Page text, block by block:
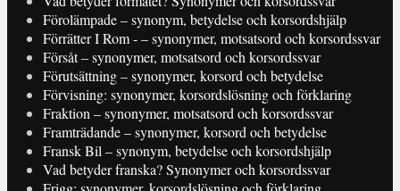
Förolämpade – synonym, betydelse och korsordshjälp
Förrätter I Rom - – synonymer, motsatsord och korsordssvar
Försåt – synonymer, motsatsord och korsordssvar
Förutsättning – synonymer, korsord och betydelse
Förvisning: synonymer, korsordslösning och förklaring
Fraktion – synonymer, motsatsord och korsordssvar
Framträdande – synonymer, korsord och betydelse
Fransk Bil – synonym, betydelse och korsordshjälp
Vad betyder franska? Synonymer och korsordssvar